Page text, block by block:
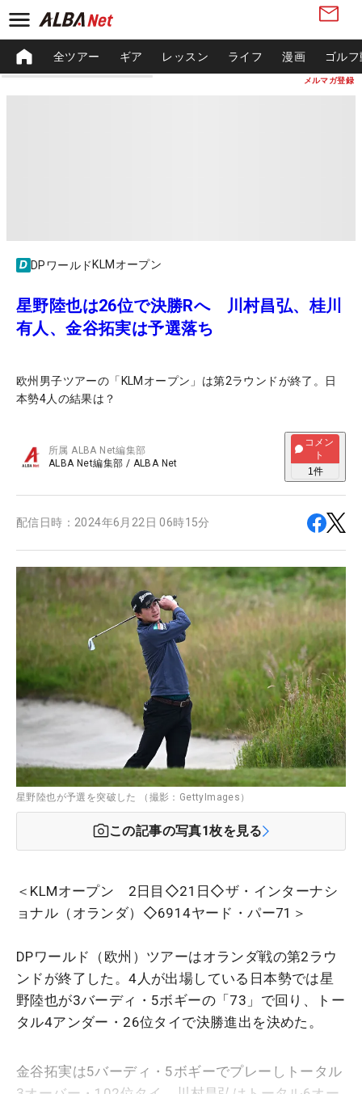
メルマガ登録
全ツアー ギア レッスン ライフ 漫画 ゴル
DPワールド KLMオープン
星野陸也は26位で決勝Rへ 川村昌弘、桂川
有人、金谷拓実は予選落ち
欧州男子ツアーの「KLMオープン」は第2ラウンドが終了。日
本勢4人の結果は？
所属ALBA Net編集部
ALBA Net編集部 / ALBA Net
コメン
ト
1件
配信日時： 2024年6月22日 06時15分
星野陸也が予選を突破した （撮影：GettyImages）
この記事の写真1枚を見る
＜KLMオープン 2日目◇21日◇ザ・インターナシ
ョナル（オランダ）◇6914ヤード・パー71＞
DPワールド（欧州）ツアーはオランダ戦の第2ラウ
ンドが終了した。4人が出場している日本勢では星
野陸也が3バーディ・5ボギーの「73」で回り、トー
タル4アンダー・26位タイで決勝進出を決めた。
金谷拓実は5バーディ・5ボギーでプレーしトータル